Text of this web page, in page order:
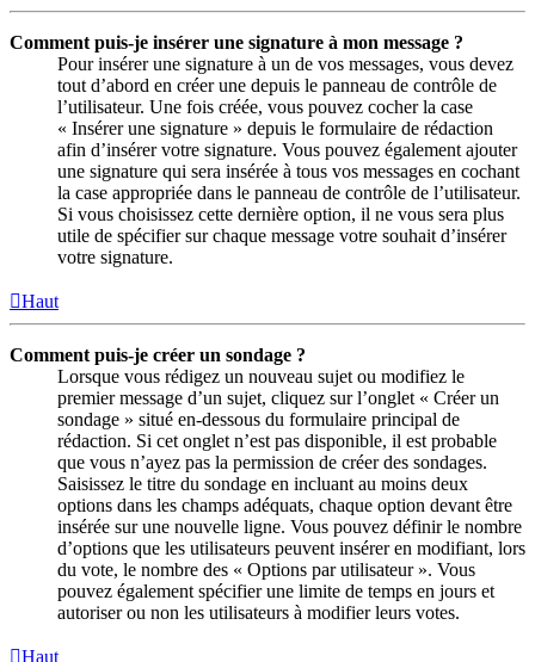
Comment puis-je insérer une signature à mon message ?
Pour insérer une signature à un de vos messages, vous devez
tout d’abord en créer une depuis le panneau de contrôle de
l’utilisateur. Une fois créée, vous pouvez cocher la case
« Insérer une signature » depuis le formulaire de rédaction
afin d’insérer votre signature. Vous pouvez également ajouter
une signature qui sera insérée à tous vos messages en cochant
la case appropriée dans le panneau de contrôle de l’utilisateur.
Si vous choisissez cette dernière option, il ne vous sera plus
utile de spécifier sur chaque message votre souhait d’insérer
votre signature.
Haut
Comment puis-je créer un sondage ?
Lorsque vous rédigez un nouveau sujet ou modifiez le
premier message d’un sujet, cliquez sur l’onglet « Créer un
sondage » situé en-dessous du formulaire principal de
rédaction. Si cet onglet n’est pas disponible, il est probable
que vous n’ayez pas la permission de créer des sondages.
Saisissez le titre du sondage en incluant au moins deux
options dans les champs adéquats, chaque option devant être
insérée sur une nouvelle ligne. Vous pouvez définir le nombre
d’options que les utilisateurs peuvent insérer en modifiant, lors
du vote, le nombre des « Options par utilisateur ». Vous
pouvez également spécifier une limite de temps en jours et
autoriser ou non les utilisateurs à modifier leurs votes.
Haut